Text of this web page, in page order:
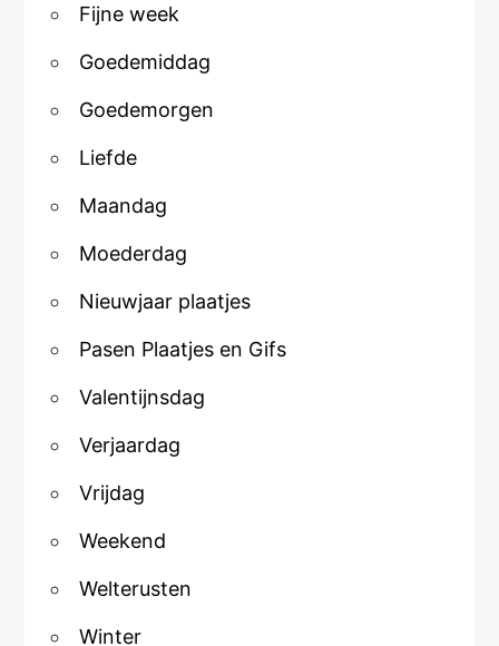
Fijne week
Goedemiddag
Goedemorgen
Liefde
Maandag
Moederdag
Nieuwjaar plaatjes
Pasen Plaatjes en Gifs
Valentijnsdag
Verjaardag
Vrijdag
Weekend
Welterusten
Winter